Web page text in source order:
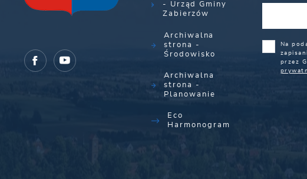
- Urząd Gminy
Zabierzów
Archiwalna
strona -
Środowisko
Archiwalna
strona -
Planowanie
Eco
Harmonogram
Na
przez